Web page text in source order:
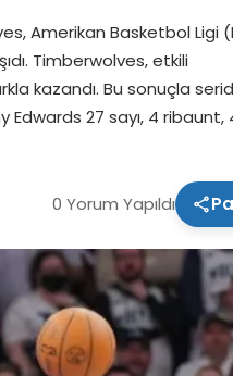
Amerikan Basketbol Ligi
Timberwolves, etkili
kazandı. Bu sonuçla
Edwards 27 sayı, 4 ribaunt,
0 Yorum Yapıldı